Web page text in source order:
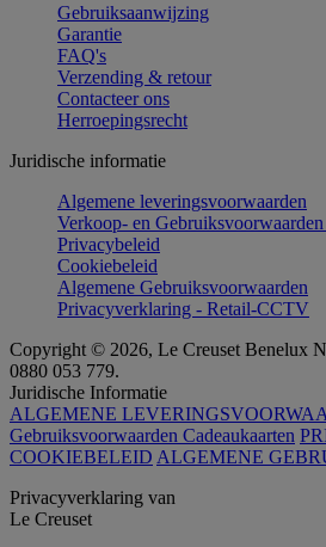
Gebruiksaanwijzing
Garantie
FAQ's
Verzending & retour
Contacteer ons
Herroepingsrecht
Juridische informatie
Algemene leveringsvoorwaarden
Verkoop- en Gebruiksvoorwaarden
Privacybeleid
Cookiebeleid
Algemene Gebruiksvoorwaarden
Privacyverklaring - Retail-CCTV
Copyright © 2026, Le Creuset Benelux
0880 053 779.
Juridische Informatie
ALGEMENE
Gebruiksvoorwaarden Cadeaukaarten
COOKIEBELEID ALGEMENE
Privacyverklaring van
Le Creuset